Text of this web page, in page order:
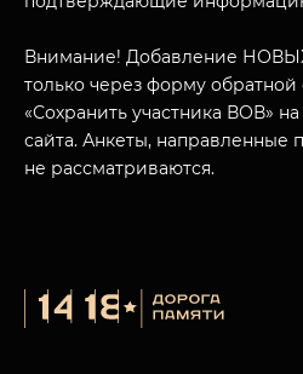
Внимание! Добавление
только через форму обратной
«Сохранить участника ВОВ»
сайта. Анкеты, направленные
не рассматриваются.